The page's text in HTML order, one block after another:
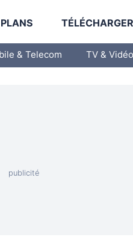
& Telecom TV & Vidéo